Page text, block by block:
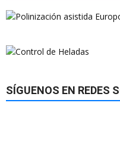
SÍGUENOS EN REDES